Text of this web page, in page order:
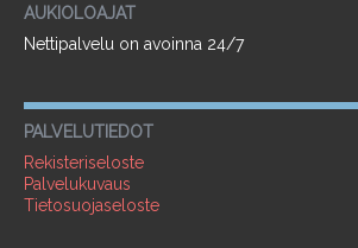
AUKIOLOAJAT
Nettipalvelu on avoinna 24/7
PALVELUTIEDOT
Rekisteriseloste
Palvelukuvaus
Tietosuojaseloste